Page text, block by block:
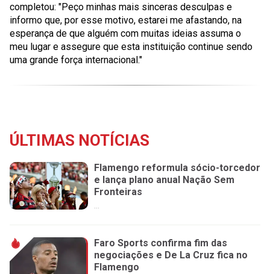
completou: "Peço minhas mais sinceras desculpas e
informo que, por esse motivo, estarei me afastando, na
esperança de que alguém com muitas ideias assuma o
meu lugar e assegure que esta instituição continue sendo
uma grande força internacional."
ÚLTIMAS NOTÍCIAS
Flamengo reformula sócio-torcedor
e lança plano anual Nação Sem
Fronteiras
...
Faro Sports confirma fim das
negociações e De La Cruz fica no
Flamengo